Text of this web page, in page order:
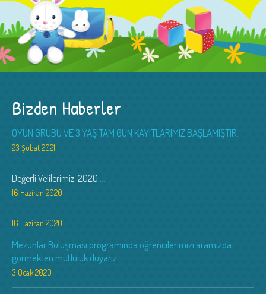
Bizden Haberler
OYUN GRUBU VE 3 YAŞ TAM GÜN KAYITLARIMIZ BAŞLAMIŞTIR.
23 Şubat 2021
Değerli Velilerimiz; 2020 ...
16 Haziran 2020
16 Haziran 2020
Mezunlar Buluşması programında öğrencilerimizi aramızda
görmekten mutluluk duyarız.
3 Ocak 2020